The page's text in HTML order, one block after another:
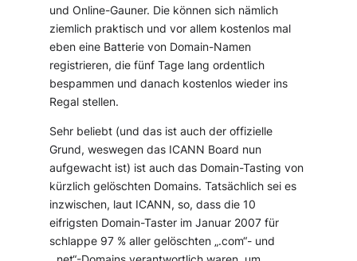
und Online-Gauner. Die können sich nämlich
ziemlich praktisch und vor allem kostenlos mal
eben eine Batterie von Domain-Namen
registrieren, die fünf Tage lang ordentlich
bespammen und danach kostenlos wieder ins
Regal stellen.
Sehr beliebt (und das ist auch der offizielle
Grund, weswegen das ICANN Board nun
aufgewacht ist) ist auch das Domain-Tasting von
kürzlich gelöschten Domains. Tatsächlich sei es
inzwischen, laut ICANN, so, dass die 10
eifrigsten Domain-Taster im Januar 2007 für
schlappe 97 % aller gelöschten „.com“- und